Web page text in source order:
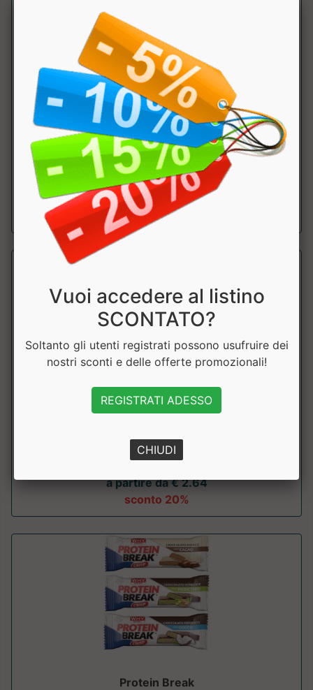
PERFECT BAR
Why Sport
Barretta proteica low sugar con proteine isolate (Isolac). ....
a partire da € 2.64
sconto 20%
PROTEICA MULTISTRATO
Why Sport
Barretta proteica multistrato, con edulcoranti. ....
a partire da € 2.64
sconto 20%
Protein Break
Vuoi accedere al listino
SCONTATO?
Soltanto gli utenti registrati possono usufruire dei
nostri sconti e delle offerte promozionali!
REGISTRATI ADESSO
CHIUDI